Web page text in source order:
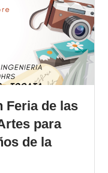
Feria de las
para
de la